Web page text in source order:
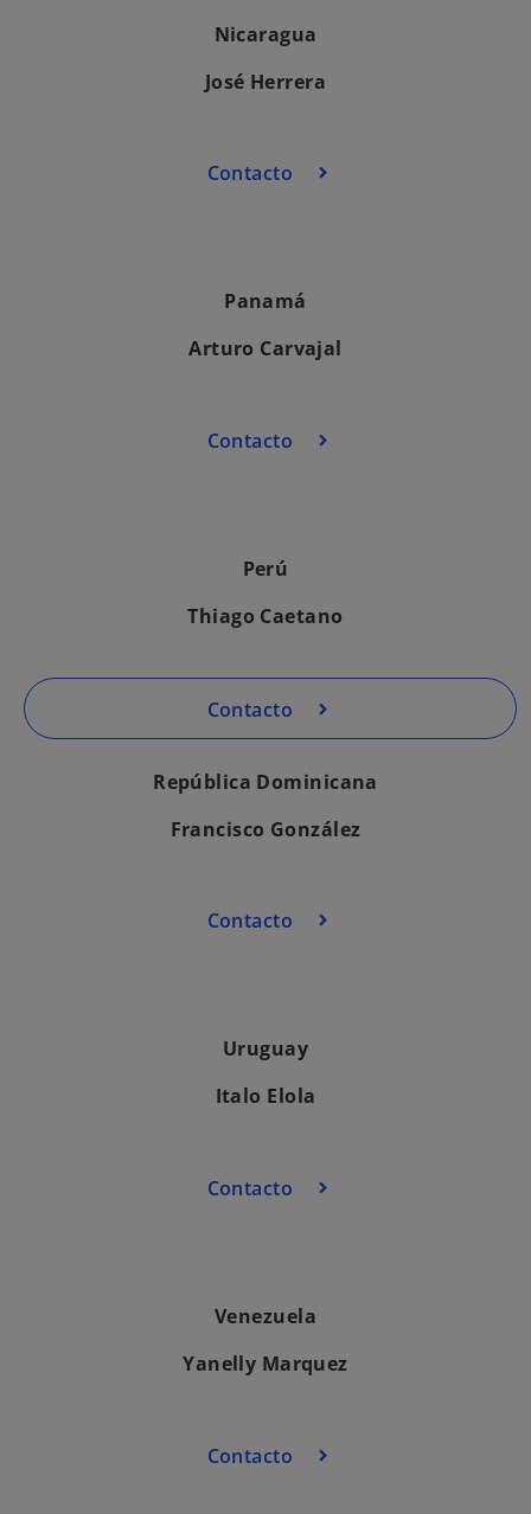
Nicaragua
José Herrera
Contacto
Panamá
Arturo Carvajal
Contacto
Perú
Thiago Caetano
Contacto
República Dominicana
Francisco González
Contacto
Uruguay
Italo Elola
Contacto
Venezuela
Yanelly Marquez
Contacto